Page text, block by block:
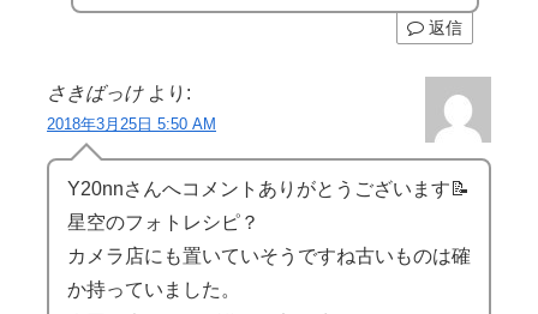
返信
さきばっけ より:
2018年3月25日 5:50 AM
Y20nnさんへコメントありがとうございます📝
星空のフォトレシピ？
カメラ店にも置いていそうですね古いものは確
か持っていました。